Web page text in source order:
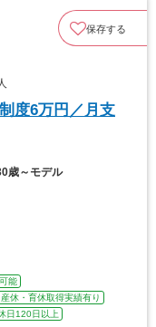
保存する
度6万円／月支
歳～モデル
能
産休・育休取得実績有り
日120日以上